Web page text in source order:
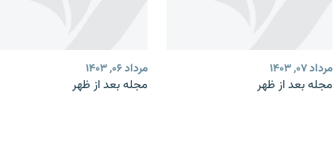
مرداد ۰۷, ۱۴۰۳
مجله بعد از ظهر
مرداد ۰۶, ۱۴۰۳
مجله بعد از ظهر